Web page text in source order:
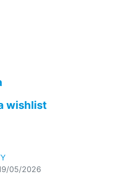
wishlist
05/2026